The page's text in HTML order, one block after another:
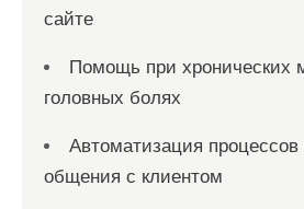
сайте
Помощь при хронических
головных болях
Автоматизация
общения с клиентом